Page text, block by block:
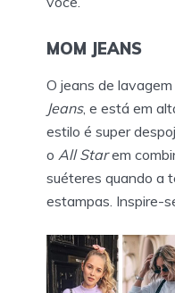
MOM JEANS
O jeans de lavagem
Jeans, e está em
estilo é super
o All Starem
suéteres quando a
estampas. Inspire-